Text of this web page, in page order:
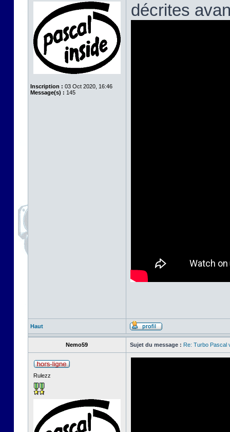
Inscription : 03 Oct 2020, 16:46
Message(s) : 145
décrites
Haut
Nemo59 Sujet du message : Re: Turbo Pascal
Rulezz